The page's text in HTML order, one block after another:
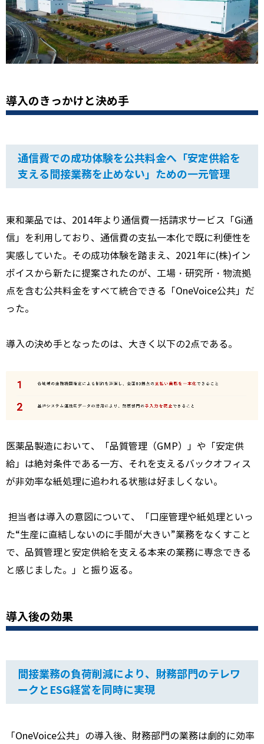
導入のきっかけと決め手
通信費での成功体験を公共料金へ 「安定供給を
支える 間接業務を止めない」ための一元管理
東和薬品では、 2014年より通信費一括請求サービス「Gi通
信」を利用しており、通信費の支払一本化で既に利便性を
実感していた。その成功体験を踏まえ、 2021年に(株)イン
ボイスから新たに提案されたのが、工場・研究所・物流拠
点を含む公共料金をすべて統合できる「OneVoice公共」だ
った。
導入の決め手となったのは、大きく以下の2点である。
医薬品製造において、「品質管理（GMP）」や「安定供
給」は絶対条件である一方、それを支えるバックオフィス
が非効率な紙処理に追われる状態は好ましくない。
担当者は導入の意図について、「口座管理や紙処理といっ
た“生産に直結しないのに手間が大きい”業務をなくすこと
で、品質管理と安定供給を支える本来の業務に専念できる
と感じました。」と振り返る。
導入後の効果
間接業務の負荷削減により、財務部門のテレワ
ークと ESG経営を同時に実現
「OneVoice公共」の導入後、財務部門の業務は劇的に効率